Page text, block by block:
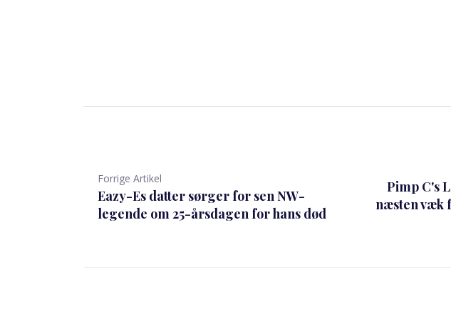
Forrige Artikel
Eazy-Es datter sørger for sen NW-
legende om 25-årsdagen for hans død
Pimp C's
næsten væk